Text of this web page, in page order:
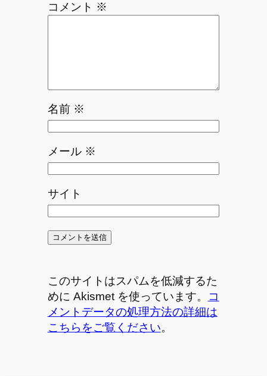
コメント ※
名前 ※
メール ※
サイト
このサイトはスパムを低減するた
めに Akismet を使っています。
コ
メントデータの処理方法の詳細は
こちらをご覧ください。